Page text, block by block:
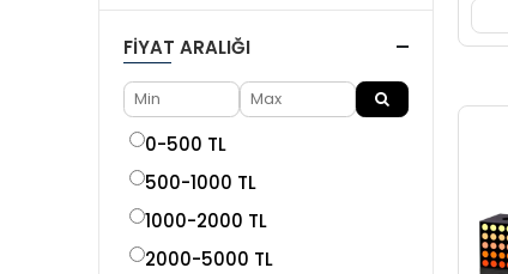
FIYAT ARALIĞI
0-500 TL
500-1000 TL
1000-2000 TL
2000-5000 TL